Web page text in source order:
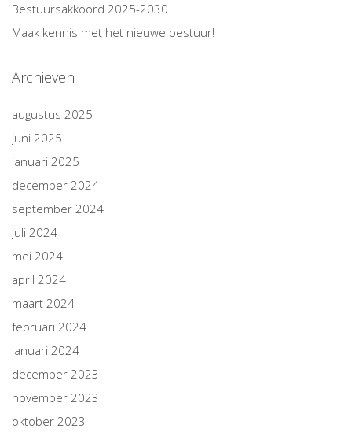
Bestuursakkoord 2025-2030
Maak kennis met het nieuwe bestuur!
Archieven
augustus 2025
juni 2025
januari 2025
december 2024
september 2024
juli 2024
mei 2024
april 2024
maart 2024
februari 2024
januari 2024
december 2023
november 2023
oktober 2023